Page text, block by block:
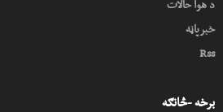
د هوا حالات
خبرپاڼه
Rss
برخه -څانګه